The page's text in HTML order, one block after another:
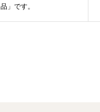
品」です。